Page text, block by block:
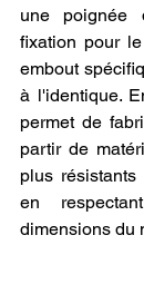
une poignée
fixation pour
embout
à l'identique.
permet de
partir de
plus
en
dimensions du